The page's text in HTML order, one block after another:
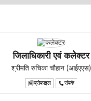
जिलाधिकारी एवं कलेक्टर
श्रीमति रुचिका चौहान (आईएएस)
प्रोफाइल संपर्क